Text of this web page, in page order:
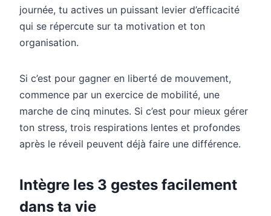
journée, tu actives un puissant levier d’efficacité
qui se répercute sur ta motivation et ton
organisation.
Si c’est pour gagner en liberté de mouvement,
commence par un exercice de mobilité, une
marche de cinq minutes. Si c’est pour mieux gérer
ton stress, trois respirations lentes et profondes
après le réveil peuvent déjà faire une différence.
Intègre les 3 gestes facilement
dans ta vie